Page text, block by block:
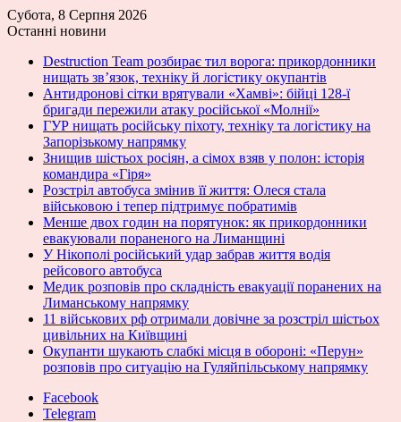
Субота, 8 Серпня 2026
Останні новини
Destruction Team розбирає тил ворога: прикордонники
нищать зв’язок, техніку й логістику окупантів
Антидронові сітки врятували «Хамві»: бійці 128-ї
бригади пережили атаку російської «Молнії»
ГУР нищать російську піхоту, техніку та логістику на
Запорізькому напрямку
Знищив шістьох росіян, а сімох взяв у полон: історія
командира «Гіря»
Розстріл автобуса змінив її життя: Олеся стала
військовою і тепер підтримує побратимів
Менше двох годин на порятунок: як прикордонники
евакуювали пораненого на Лиманщині
У Нікополі російський удар забрав життя водія
рейсового автобуса
Медик розповів про складність евакуації поранених на
Лиманському напрямку
11 військових рф отримали довічне за розстріл шістьох
цивільних на Київщині
Окупанти шукають слабкі місця в обороні: «Перун»
розповів про ситуацію на Гуляйпільському напрямку
Facebook
Telegram